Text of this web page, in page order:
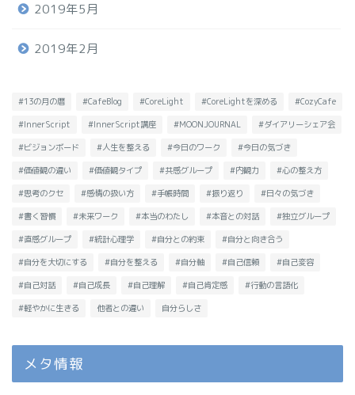
2019年5月
2019年2月
#13の月の暦 #CafeBlog #CoreLight #CoreLightを深める #CozyCafe
#InnerScript #InnerScript講座 #MOONJOURNAL #ダイアリーシェア会
#ビジョンボード #人生を整える #今日のワーク #今日の気づき
#価値観の違い #価値観タイプ #共感グループ #内観力 #心の整え方
#思考のクセ #感情の扱い方 #手帳時間 #振り返り #日々の気づき
#書く習慣 #未来ワーク #本当のわたし #本音との対話 #独立グループ
#直感グループ #統計心理学 #自分との約束 #自分と向き合う
#自分を大切にする #自分を整える #自分軸 #自己信頼 #自己変容
#自己対話 #自己成長 #自己理解 #自己肯定感 #行動の言語化
#軽やかに生きる 他者との違い 自分らしさ
メタ情報